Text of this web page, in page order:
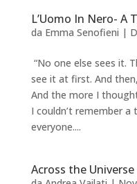
L’Uomo In Nero- A
da Emma Senofieni |
“No one else sees it.
see it at first. And
And the more I
I couldn’t remember a
everyone....
Across the